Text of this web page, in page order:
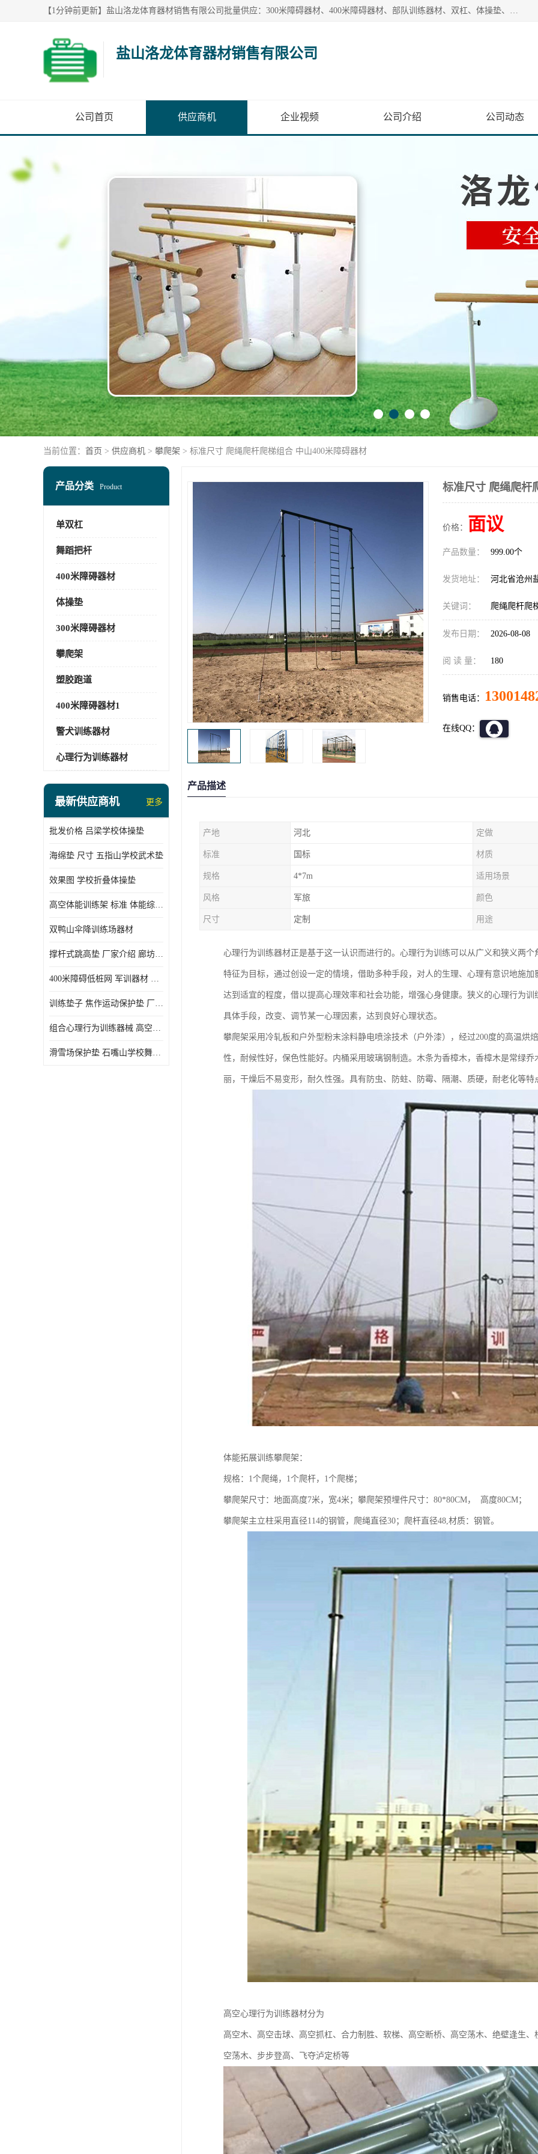
【1分钟前更新】盐山洛龙体育器材销售有限公司批量供应：300米障碍器材、400米障碍器材、部队训练器材、双杠、体操垫、舞蹈把杆等产品。盐山洛龙体育器材销售有限公司经过多年的发展，集研发，生产，销售，售后服务为一体. 奉行“质量，信誉，服务”的宗旨，以开拓创新的精神和真诚守信的态度积极进取。
盐山洛龙体育器材销售有限公司
公司首页 供应商机 企业视频 公司介绍 公司动态
当前位置： 首页 > 供应商机 > 攀爬架 > 标准尺寸 爬绳爬杆爬梯组合 中山400米障碍器材
产品分类 Product
单双杠
舞蹈把杆
400米障碍器材
体操垫
300米障碍器材
攀爬架
塑胶跑道
400米障碍器材1
警犬训练器材
心理行为训练器材
最新供应商机 更多
批发价格 吕梁学校体操垫
海绵垫 尺寸 五指山学校武术垫
效果图 学校折叠体操垫
高空体能训练架 标准 体能综合训练架
双鸭山伞降训练场器材
撑杆式跳高垫 厂家介绍 廊坊舞蹈室体操垫
400米障碍低桩网 军训器材 厂家实物图
训练垫子 焦作运动保护垫 厂家销售
组合心理行为训练器械 高空拓展训练架 守信厂家
滑雪场保护垫 石嘴山学校舞蹈垫
标准尺寸 爬绳爬杆
价格： 面议
产品数量： 999.00个
发货地址： 河北省沧州
关键词： 爬绳爬杆爬
发布日期： 2026-08-08
阅 读 量： 180
销售电话：
在线QQ：
产品描述
产地 河北 定做
标准 国标 材质
规格 4*7m 适用场景
风格 军旅 颜色
尺寸 定制 用途
心理行为训练器材正是基于这一认识而进行的。心理行为训练可以从广义和狭义两
特征为目标，通过创设一定的情境，借助多种手段，对人的生理、心理有意识地施
达到适宜的程度，借以提高心理效率和社会功能，增强心身健康。狭义的心理行为
具体手段，改变、调节某一心理因素，达到良好心理状态。
攀爬架采用冷轧板和户外型粉末涂料静电喷涂技术（户外漆），经过200度的高温烘
性，耐候性好，保色性能好。内桶采用玻璃钢制造。木条为香樟木，香樟木是常绿
丽，干燥后不易变形，耐久性强。具有防虫、防蛀、防霉、隔潮、质硬，耐老化等特
体能拓展训练攀爬架：
规格：1个爬绳，1个爬杆，1个爬梯；
攀爬架尺寸：地面高度7米，宽4米；攀爬架预埋件尺寸：80*80CM， 高度80CM；
攀爬架主立柱采用直径114的钢管，爬绳直径30；爬杆直径48,材质：钢管。
高空心理行为训练器材分为
高空木、高空击球、高空抓杠、合力制胜、软梯、高空断桥、高空荡木、绝壁逢生
空荡木、步步登高、飞夺泸定桥等